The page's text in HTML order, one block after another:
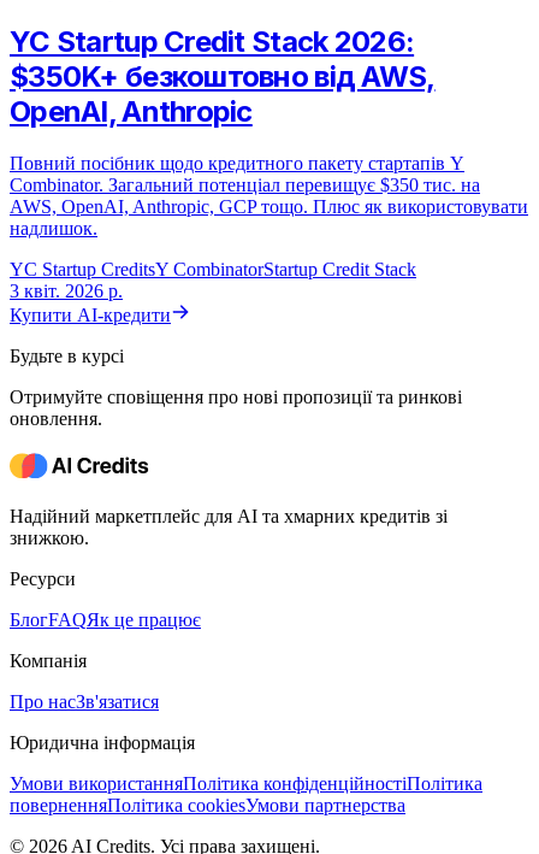
YC Startup Credit Stack 2026:
$350K+ безкоштовно від AWS,
OpenAI, Anthropic
Повний посібник щодо кредитного пакету стартапів Y
Combinator. Загальний потенціал перевищує $350 тис. на
AWS, OpenAI, Anthropic, GCP тощо. Плюс як використовувати
надлишок.
YC Startup CreditsY CombinatorStartup Credit Stack
3 квіт. 2026 р.
Купити AI-кредити
Будьте в курсі
Отримуйте сповіщення про нові пропозиції та ринкові
оновлення.
Надійний маркетплейс для AI та хмарних кредитів зі
знижкою.
Ресурси
БлогFAQЯк це працює
Компанія
Про насЗв'язатися
Юридична інформація
Умови використанняПолітика конфіденційностіПолітика
поверненняПолітика cookiesУмови партнерства
© 2026 AI Credits. Усі права захищені.